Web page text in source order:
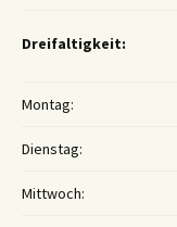
Dreifaltigkeit:
Montag:
Dienstag:
Mittwoch: